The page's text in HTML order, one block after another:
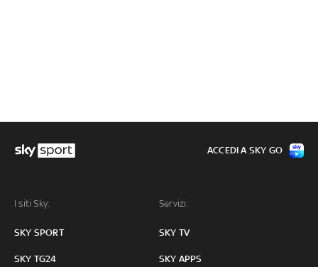
I siti Sky:
SKY SPORT
SKY TG24
Servizi:
SKY TV
SKY APPS
ACCEDI A SKY GO